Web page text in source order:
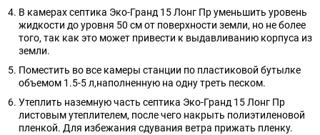
В камерах септика Эко-Гранд 15 Лонг Пр уменьшить уровень
жидкости до уровня 50 см от поверхности земли, но не более
того, так как это может привести к выдавливанию корпуса из
земли.
Поместить во все камеры станции по пластиковой бутылке
объемом 1.5-5 л,наполненную на одну треть песком.
Утеплить наземную часть септика Эко-Гранд 15 Лонг Пр
листовым утеплителем, после чего накрыть полиэтиленовой
пленкой. Для избежания сдувания ветра прижать пленку.